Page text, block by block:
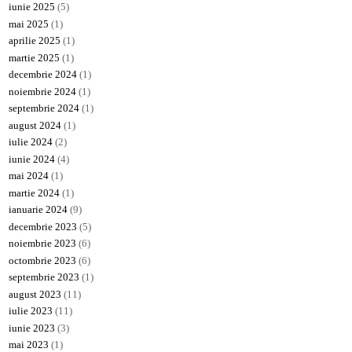
iunie 2025 (5)
mai 2025 (1)
aprilie 2025 (1)
martie 2025 (1)
decembrie 2024 (1)
noiembrie 2024 (1)
septembrie 2024 (1)
august 2024 (1)
iulie 2024 (2)
iunie 2024 (4)
mai 2024 (1)
martie 2024 (1)
ianuarie 2024 (9)
decembrie 2023 (5)
noiembrie 2023 (6)
octombrie 2023 (6)
septembrie 2023 (1)
august 2023 (11)
iulie 2023 (11)
iunie 2023 (3)
mai 2023 (1)